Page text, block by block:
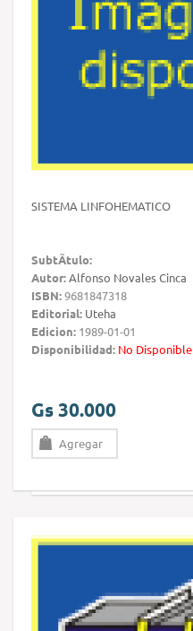
SISTEMA LINFOHEMATICO
SubtÃ­tulo:
Autor:Alfonso Novales Cinca
ISBN:9681847318
Editorial: Uteha
Edicion: 1989-01-01
Disponibilidad: No Disponible
Gs 30.000
Agregar